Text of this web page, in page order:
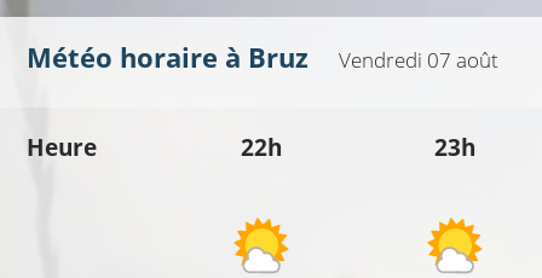
Météo horaire à Bruz Vendredi 07 août
Heure 22h 23h